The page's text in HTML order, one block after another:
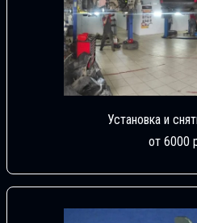
Установка и
от 6000